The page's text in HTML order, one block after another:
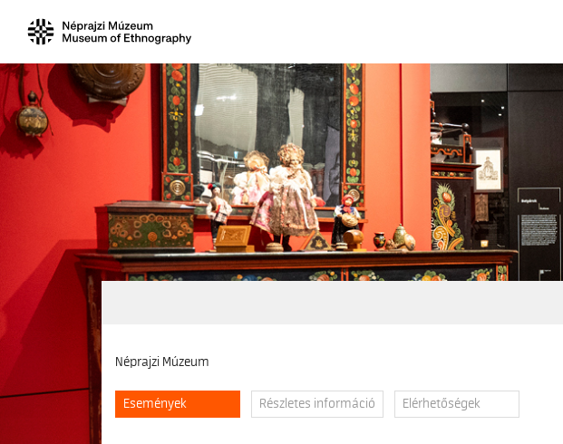
Néprajzi Múzeum
Események Részletes információ Elérhetőségek